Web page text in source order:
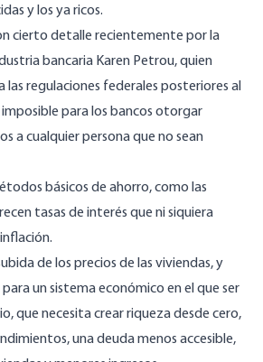
y los ya ricos.
cierto detalle recientemente por la
bancaria Karen Petrou, quien
las regulaciones federales posteriores al
para los bancos otorgar
a cualquier persona que no sean
básicos de ahorro, como las
tasas de interés que ni siquiera
de los precios de las viviendas, y
un sistema económico en el que ser
que necesita crear riqueza desde cero,
una deuda menos accesible,